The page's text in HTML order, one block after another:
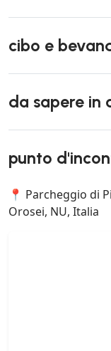
cibo e
da sapere in
punto
📍 Parcheggio di
Orosei, NU, Italia